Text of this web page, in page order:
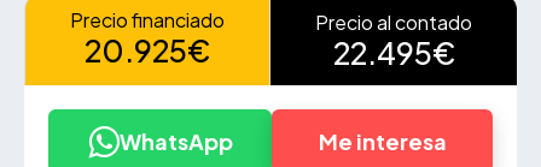
Precio financiado
20.925€
Precio al contado
22.495€
WhatsApp
Me interesa